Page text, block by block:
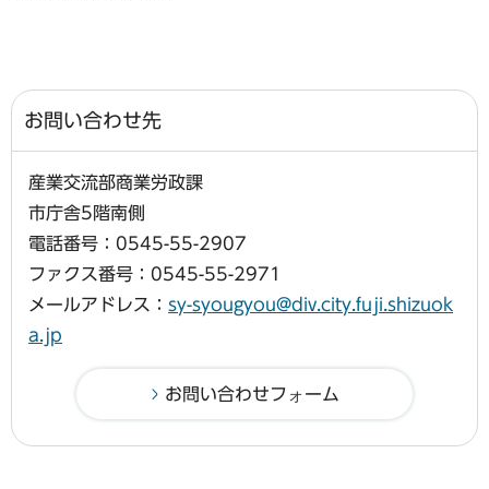
お問い合わせ先
産業交流部商業労政課
市庁舎5階南側
電話番号：0545-55-2907
ファクス番号：0545-55-2971
メールアドレス： sy-syougyou@div.city.fuji.shizuok
a.jp